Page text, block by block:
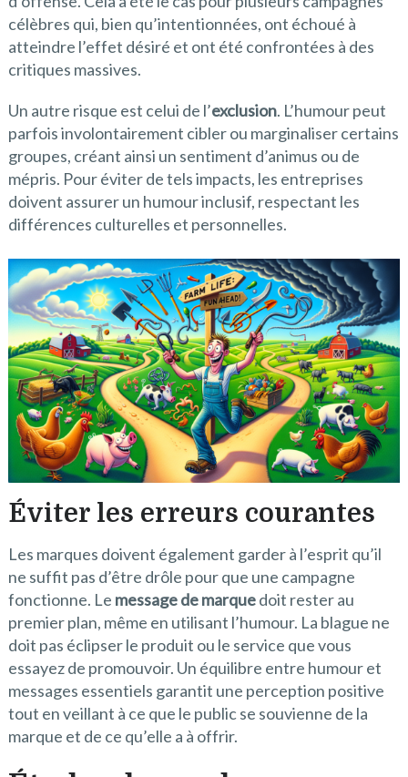
célèbres qui, bien qu’intentionnées, ont échoué à
atteindre l’effet désiré et ont été confrontées à des
critiques massives.
Un autre risque est celui de l’exclusion. L’humour peut
parfois involontairement cibler ou marginaliser certains
groupes, créant ainsi un sentiment d’animus ou de
mépris. Pour éviter de tels impacts, les entreprises
doivent assurer un humour inclusif, respectant les
différences culturelles et personnelles.
Éviter les erreurs courantes
Les marques doivent également garder à l’esprit qu’il
ne suffit pas d’être drôle pour que une campagne
fonctionne. Le message de marquedoit rester au
premier plan, même en utilisant l’humour. La blague ne
doit pas éclipser le produit ou le service que vous
essayez de promouvoir. Un équilibre entre humour et
messages essentiels garantit une perception positive
tout en veillant à ce que le public se souvienne de la
marque et de ce qu’elle a à offrir.